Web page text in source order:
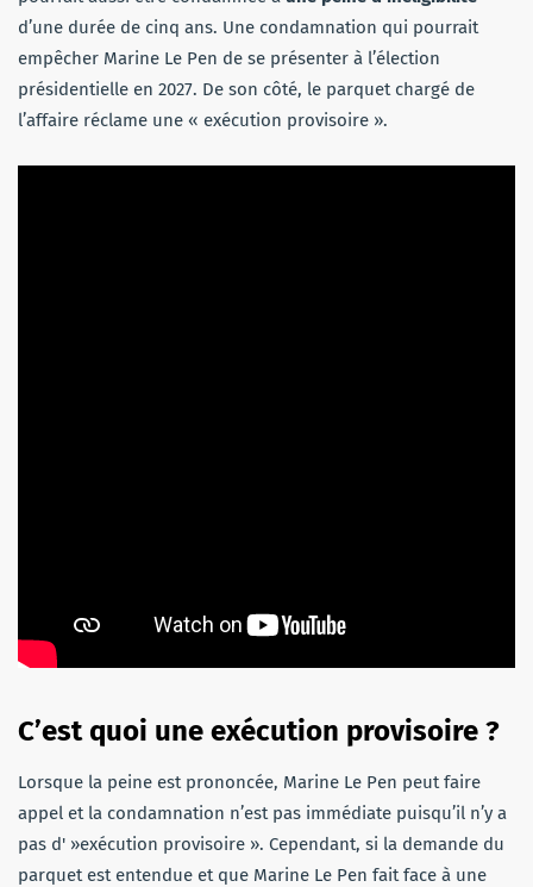
d’une durée de cinq ans. Une condamnation qui pourrait
empêcher Marine Le Pen de se présenter à l’élection
présidentielle en 2027. De son côté, le parquet chargé de
l’affaire réclame une « exécution provisoire ».
C’est quoi une exécution provisoire ?
Lorsque la peine est prononcée, Marine Le Pen peut faire
appel et la condamnation n’est pas immédiate puisqu’il n’y a
pas d' »exécution provisoire ». Cependant, si la demande du
parquet est entendue et que Marine Le Pen fait face à une